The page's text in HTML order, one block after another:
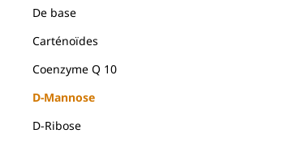
De base
Carténoïdes
Coenzyme Q 10
D-Mannose
D-Ribose